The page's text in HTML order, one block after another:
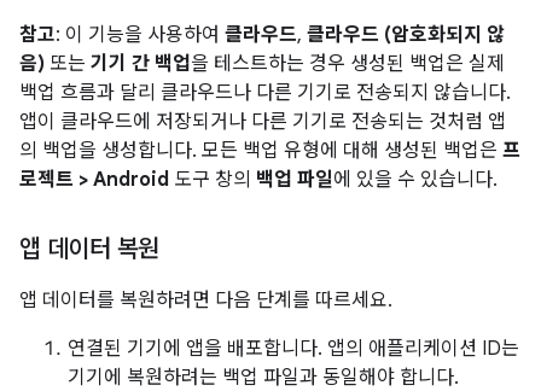
참고: 이 기능을 사용하여 클라우드, 클라우드 (암호화되지 않
음) 또는 기기 간 백업을 테스트하는 경우 생성된 백업은 실제
백업 흐름과 달리 클라우드나 다른 기기로 전송되지 않습니다.
앱이 클라우드에 저장되거나 다른 기기로 전송되는 것처럼 앱
의 백업을 생성합니다. 모든 백업 유형에 대해 생성된 백업은 프
로젝트 > Android 도구 창의 백업 파일에 있을 수 있습니다.
앱 데이터 복원
앱 데이터를 복원하려면 다음 단계를 따르세요.
연결된 기기에 앱을 배포합니다. 앱의 애플리케이션 ID는
기기에 복원하려는 백업 파일과 동일해야 합니다.